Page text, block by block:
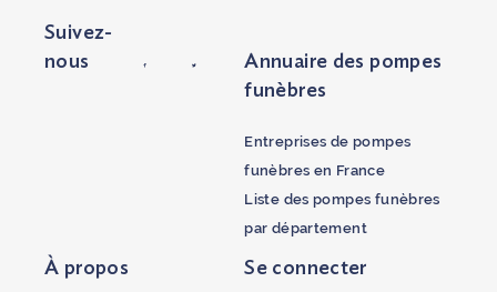
Suivez-
nous
Annuaire des pompes
funèbres
Entreprises de pompes
funèbres en France
Liste des pompes funèbres
par département
À propos Se connecter